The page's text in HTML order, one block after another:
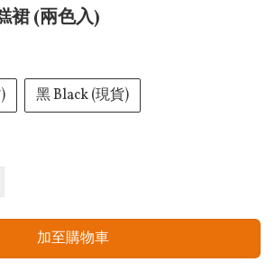
裙 (兩色入)
黑 Black (現貨)
加至購物車